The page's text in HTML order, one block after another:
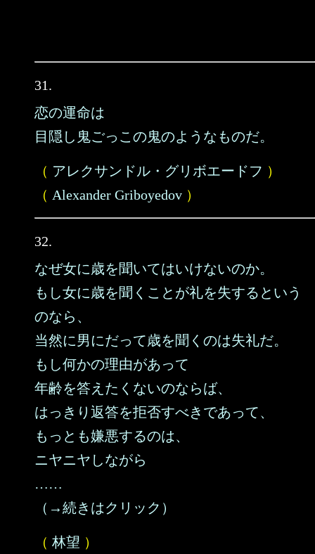
31.
恋の運命は
目隠し鬼ごっこの鬼のようなものだ。
（ アレクサンドル・グリボエードフ ）
（ Alexander Griboyedov ）
32.
なぜ女に歳を聞いてはいけないのか。
もし女に歳を聞くことが礼を失するという
のなら、
当然に男にだって歳を聞くのは失礼だ。
もし何かの理由があって
年齢を答えたくないのならば、
はっきり返答を拒否すべきであって、
もっとも嫌悪するのは、
ニヤニヤしながら
……
（→続きはクリック）
（ 林望 ）